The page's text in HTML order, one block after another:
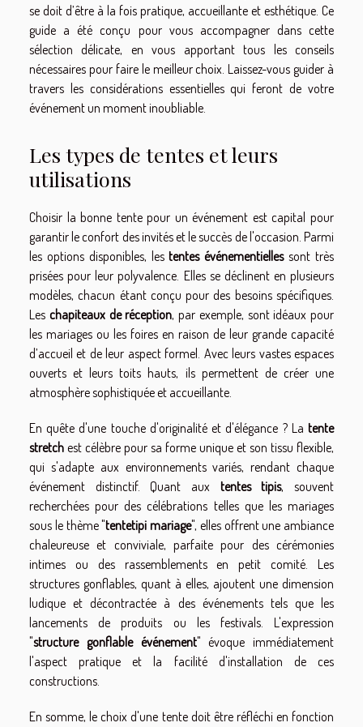
se doit d’être à la fois pratique, accueillante et esthétique. Ce
guide a été conçu pour vous accompagner dans cette
sélection délicate, en vous apportant tous les conseils
nécessaires pour faire le meilleur choix. Laissez-vous guider à
travers les considérations essentielles qui feront de votre
événement un moment inoubliable.
Les types de tentes et leurs
utilisations
Choisir la bonne tente pour un événement est capital pour
garantir le confort des invités et le succès de l'occasion. Parmi
les options disponibles, lestentes événementiellessont très
prisées pour leur polyvalence. Elles se déclinent en plusieurs
modèles, chacun étant conçu pour des besoins spécifiques.
Les chapiteaux de réception, par exemple, sont idéaux pour
les mariages ou les foires en raison de leur grande capacité
d’accueil et de leur aspect formel. Avec leurs vastes espaces
ouverts et leurs toits hauts, ils permettent de créer une
atmosphère sophistiquée et accueillante.
En quête d'une touche d'originalité et d'élégance ? La tente
stretch est célèbre pour sa forme unique et son tissu flexible,
qui s'adapte aux environnements variés, rendant chaque
événement distinctif. Quant aux tentes tipis, souvent
recherchées pour des célébrations telles que les mariages
sous le thème "tentetipi mariage", elles offrent une ambiance
chaleureuse et conviviale, parfaite pour des cérémonies
intimes ou des rassemblements en petit comité. Les
structures gonflables, quant à elles, ajoutent une dimension
ludique et décontractée à des événements tels que les
lancements de produits ou les festivals. L'expression
"structure gonflable événement" évoque immédiatement
l'aspect pratique et la facilité d'installation de ces
constructions.
En somme, le choix d'une tente doit être réfléchi en fonction